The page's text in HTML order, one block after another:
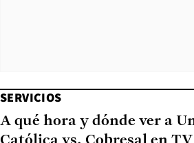
SERVICIOS
A qué hora y dónde ver a